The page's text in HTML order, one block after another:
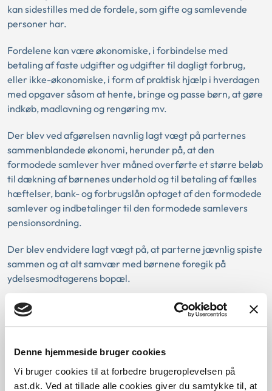
Denne hjemmeside bruger cookies
Vi bruger cookies til at forbedre brugeroplevelsen på
ast.dk. Ved at tillade alle cookies giver du samtykke til, at
kan sidestilles med de fordele, som gifte og samlevende
personer har.
Fordelene kan være økonomiske, i forbindelse med
betaling af faste udgifter og udgifter til dagligt forbrug,
eller ikke-økonomiske, i form af praktisk hjælp i hverdagen
med opgaver såsom at hente, bringe og passe børn, at gøre
indkøb, madlavning og rengøring mv.
Der blev ved afgørelsen navnlig lagt vægt på parternes
sammenblandede økonomi, herunder på, at den
formodede samlever hver måned overførte et større beløb
til dækning af børnenes underhold og til betaling af fælles
hæftelser, bank- og forbrugslån optaget af den formodede
samlever og indbetalinger til den formodede samlevers
pensionsordning.
Der blev endvidere lagt vægt på, at parterne jævnlig spiste
sammen og at alt samvær med børnene foregik på
ydelsesmodtagerens bopæl.
Forsørgelsespligt og børnebidrag
reglerne om skattemæssigt fradrag for bidrag, skal
inddrages ved vurderingen af, om et økonomisk bidrag
udgør bidrag til den fælles husførelse.